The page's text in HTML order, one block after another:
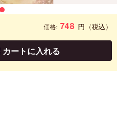
価格: 748 円 （税込）
カートに入れる